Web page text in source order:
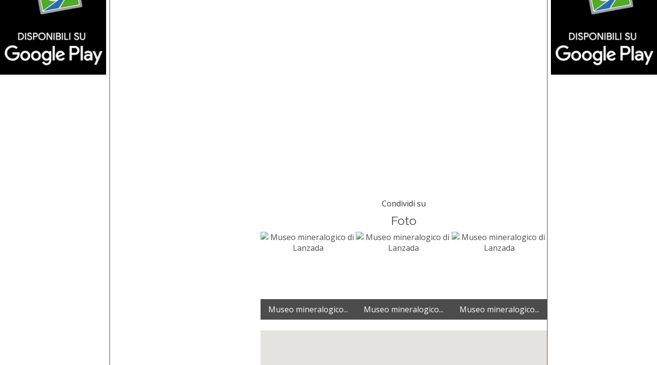
Condividi su
Foto
Museo mineralogico... Museo mineralogico... Museo mineralogico...